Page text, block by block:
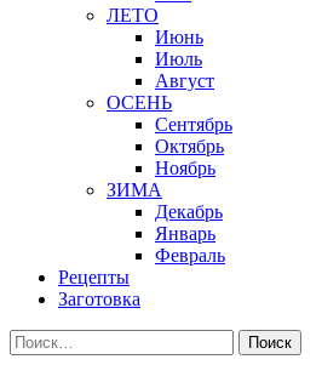
ЛЕТО
Июнь
Июль
Август
ОСЕНЬ
Сентябрь
Октябрь
Ноябрь
ЗИМА
Декабрь
Январь
Февраль
Рецепты
Заготовка
Найти: